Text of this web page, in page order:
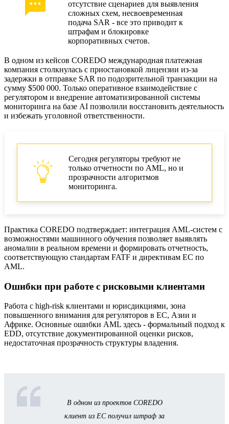
отсутствие сценариев для выявления
сложных схем, несвоевременная
подача SAR - все это приводит к
штрафам и блокировке
корпоративных счетов.
В одном из кейсов COREDO международная платежная
компания столкнулась с приостановкой лицензии из-за
задержки в отправке SAR по подозрительной транзакции на
сумму $500 000. Только оперативное взаимодействие с
регулятором и внедрение автоматизированной системы
мониторинга на базе AI позволили восстановить деятельность
и избежать уголовной ответственности.
Сегодня регуляторы требуют не
только отчетности по AML, но и
прозрачности алгоритмов
мониторинга.
Практика COREDO подтверждает: интеграция AML-систем с
возможностями машинного обучения позволяет выявлять
аномалии в реальном времени и формировать отчетность,
соответствующую стандартам FATF и директивам ЕС по
AML.
Ошибки при работе с рисковыми клиентами
Работа с high-risk клиентами и юрисдикциями, зона
повышенного внимания для регуляторов в ЕС, Азии и
Африке. Основные ошибки AML здесь - формальный подход к
EDD, отсутствие документированной оценки рисков,
недостаточная прозрачность структуры владения.
В одном из проектов COREDO
клиент из ЕС получил штраф за